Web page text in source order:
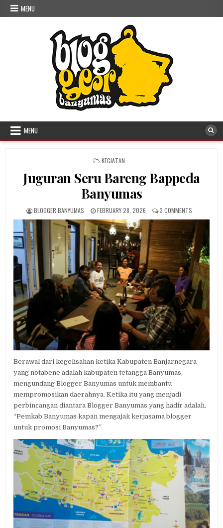
Skip to content
MENU
MENU
POSTED IN
KEGIATAN
Juguran Seru Bareng Bappeda
Banyumas
AUTHOR:
BLOGGER BANYUMAS PUBLISHED DATE:
FEBRUARY 28, 2026 3 COMMENTSON
Berawal dari kegelisahan ketika Kabupaten Banjarnegara
yang notabene adalah kabupaten tetangga Banyumas,
mengundang Blogger Banyumas untuk membantu
mempromosikan daerahnya. Ketika itu yang menjadi
perbincangan diantara Blogger Banyumas yang hadir adalah,
“Pemkab Banyumas kapan mengajak kerjasama blogger
untuk promosi Banyumas?”